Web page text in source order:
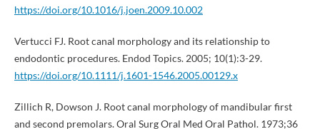
https://doi.org/10.1016/j.joen.2009.10.002
Vertucci FJ. Root canal morphology and its relationship to
endodontic procedures. Endod Topics. 2005; 10(1):3-29.
https://doi.org/10.1111/j.1601-1546.2005.00129.x
Zillich R, Dowson J. Root canal morphology of mandibular first
and second premolars. Oral Surg Oral Med Oral Pathol. 1973;36